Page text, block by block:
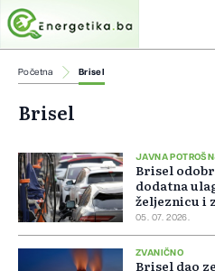
Početna Brisel
Brisel
JAVNA
Brisel
dodatna
željeznicu i
05. 07. 2026.
ZVANIČNO
Brisel dao